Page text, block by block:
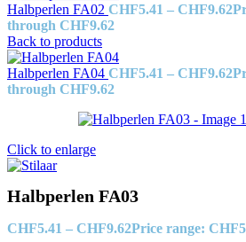
Halbperlen FA02 CHF5.41 – CHF9.62
through CHF9.62
Back to products
Halbperlen FA04 CHF5.41 – CHF9.62
through CHF9.62
Click to enlarge
Halbperlen FA03
CHF5.41 – CHF9.62Price range: